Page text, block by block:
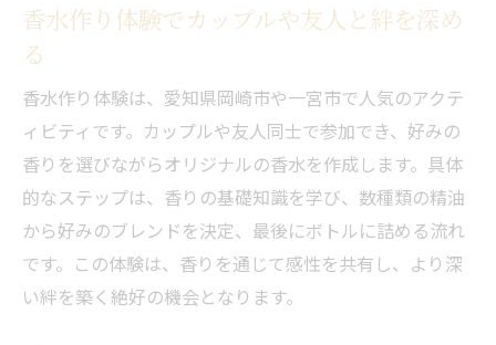
香水作り体験でカップルや友人と絆を深め
る
香水作り体験は、愛知県岡崎市や一宮市で人気のアクテ
ィビティです。カップルや友人同士で参加でき、好みの
香りを選びながらオリジナルの香水を作成します。具体
的なステップは、香りの基礎知識を学び、数種類の精油
から好みのブレンドを決定、最後にボトルに詰める流れ
です。この体験は、香りを通じて感性を共有し、より深
い絆を築く絶好の機会となります。